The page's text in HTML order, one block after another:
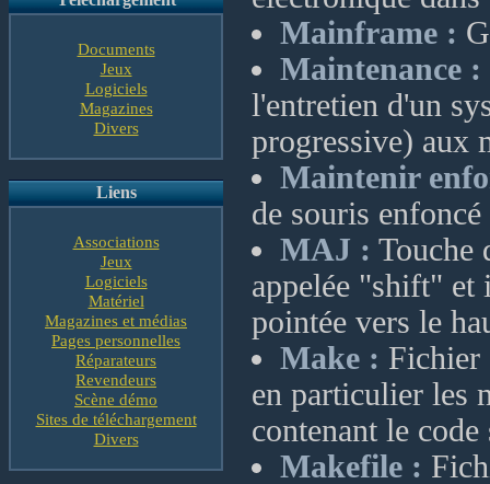
Documents
Jeux
Logiciels
Magazines
Divers
Liens
Associations
Jeux
Logiciels
Matériel
Magazines et médias
Pages personnelles
Réparateurs
Revendeurs
Scène démo
Sites de téléchargement
Divers
Mainframe :
Maintenance :
l'entretien d'un
progressive) aux
Maintenir
de souris
MAJ : Touche
appelée "shift" et
pointée vers le
Make : Fichier
en particulier les
contenant le code
Makefile :